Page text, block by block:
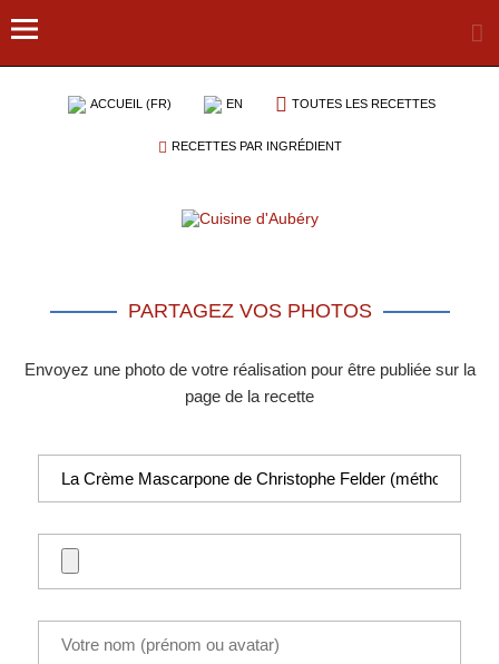
ACCUEIL (FR) EN TOUTES LES RECETTES
RECETTES PAR INGRÉDIENT
PARTAGEZ VOS PHOTOS
Envoyez une photo de votre réalisation pour être publiée sur la
page de la recette